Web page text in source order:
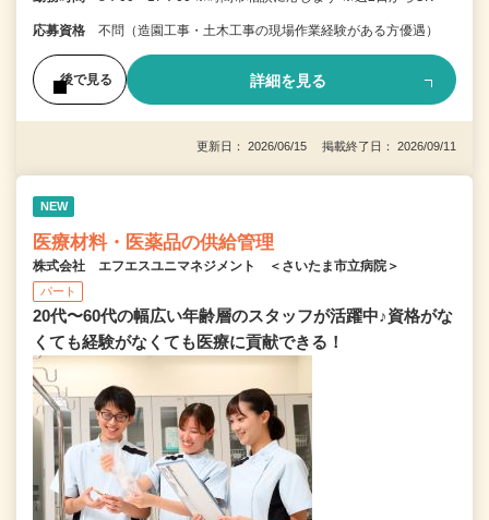
応募資格 不問（造園工事・土木工事の現場作業経験がある方優遇）
後で見る 詳細を見る
更新日： 2026/06/15 掲載終了日： 2026/09/11
NEW
医療材料・医薬品の供給管理
株式会社 エフエスユニマネジメント ＜さいたま市立病院＞
パート
20代〜60代の幅広い年齢層のスタッフが活躍中♪資格がな
くても経験がなくても医療に貢献できる！